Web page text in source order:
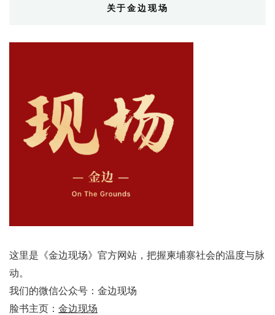
关于金边现场
这里是《金边现场》官方网站，把握柬埔寨社会的温度与脉
动。
我们的微信公众号：金边现场
脸书主页： 金边现场